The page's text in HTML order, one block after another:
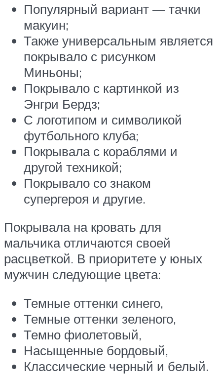
Популярный вариант — тачки
макуин;
Также универсальным является
покрывало с рисунком
Миньоны;
Покрывало с картинкой из
Энгри Бердз;
С логотипом и символикой
футбольного клуба;
Покрывала с кораблями и
другой техникой;
Покрывало со знаком
супергероя и другие.
Покрывала на кровать для
мальчика отличаются своей
расцветкой. В приоритете у юных
мужчин следующие цвета:
Темные оттенки синего,
Темные оттенки зеленого,
Темно фиолетовый,
Насыщенные бордовый,
Классические черный и белый.